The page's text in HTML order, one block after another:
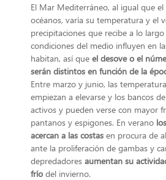
El Mar Mediterráneo, al igual que
océanos, varía su temperatura y el
precipitaciones que recibe a lo
condiciones del medio influyen en
habitan, así que el desove o el
serán distintos en función de la
Entre marzo y junio, las
empiezan a elevarse y los bancos
activos y pueden verse con mayor
pantanos y espigones. En verano
acercan a las costas en procura de
ante la proliferación de gambas y
depredadores aumentan su
frío del invierno.